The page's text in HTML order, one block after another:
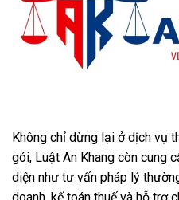
Không chỉ dừng lại ở dịch vụ
gói, Luật An Khang còn cung
diện như tư vấn pháp lý